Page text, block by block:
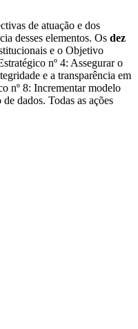
de atuação e dos
desses elementos. Os dez
e o Objetivo
nº 4: Assegurar o
e a transparência em
nº 8: Incrementar modelo
dados. Todas as ações